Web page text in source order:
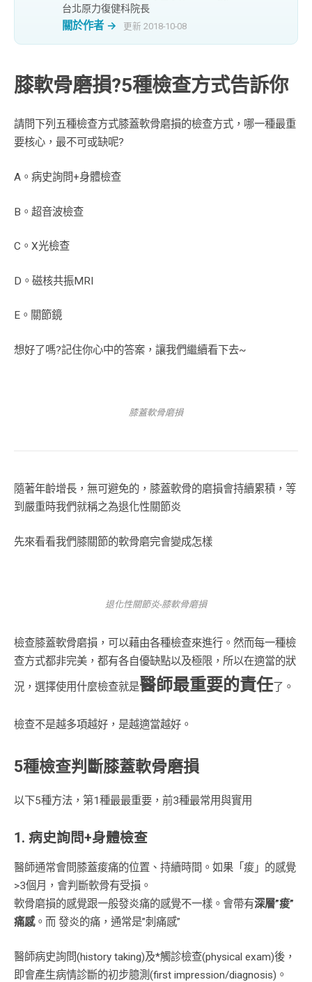
台北原力復健科院長
關於作者 → 更新 2018-10-08
膝軟骨磨損?5種檢查方式告訴你
請問下列五種檢查方式膝蓋軟骨磨損的檢查方式，哪一種最重
要核心，最不可或缺呢?
A。病史詢問+身體檢查
B。超音波檢查
C。X光檢查
D。磁核共振MRI
E。關節鏡
想好了嗎?記住你心中的答案，讓我們繼續看下去~
膝蓋軟骨磨損
隨著年齡增長，無可避免的，膝蓋軟骨的磨損會持續累積，等
到嚴重時我們就稱之為退化性關節炎
先來看看我們膝關節的軟骨磨完會變成怎樣
退化性關節炎-膝軟骨磨損
檢查膝蓋軟骨磨損，可以藉由各種檢查來進行。然而每一種檢
查方式都非完美，都有各自優缺點以及極限，所以在適當的狀
況，選擇使用什麼檢查就是醫師最重要的責任了。
檢查不是越多項越好，是越適當越好。
5種檢查判斷膝蓋軟骨磨損
以下5種方法，第1種最最重要，前3種最常用與實用
1. 病史詢問+身體檢查
醫師通常會問膝蓋痠痛的位置、持續時間。如果「痠」的感覺
>3個月，會判斷軟骨有受損。
軟骨磨損的感覺跟一般發炎痛的感覺不一樣。會帶有深層”痠”
痛感。而 發炎的痛，通常是”刺痛感”
醫師病史詢問(history taking)及*觸診檢查(physical exam)後，
即會產生病情診斷的初步臆測(first impression/diagnosis)。